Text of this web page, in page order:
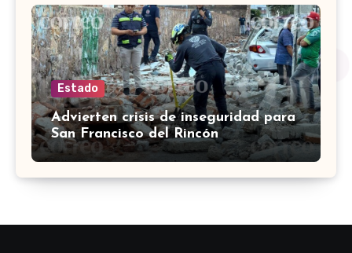
Estado
Advierten crisis de inseguridad para
San Francisco del Rincón